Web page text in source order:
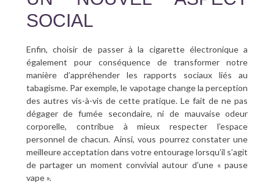
SOCIAL
Enfin, choisir de passer à la cigarette électronique a
également pour conséquence de transformer notre
manière d’appréhender les rapports sociaux liés au
tabagisme. Par exemple, le vapotage change la perception
des autres vis-à-vis de cette pratique. Le fait de ne pas
dégager de fumée secondaire, ni de mauvaise odeur
corporelle, contribue à mieux respecter l’espace
personnel de chacun. Ainsi, vous pourrez constater une
meilleure acceptation dans votre entourage lorsqu’il s’agit
de partager un moment convivial autour d’une « pause
vape ».